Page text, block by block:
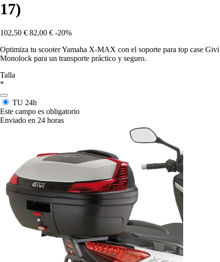
17)
102,50 € 82,00 € -20%
Optimiza tu scooter Yamaha X-MAX con el soporte para top case Givi
Monolock para un transporte práctico y seguro.
Talla
*
TU 24h
Este campo es obligatorio
Enviado en 24 horas